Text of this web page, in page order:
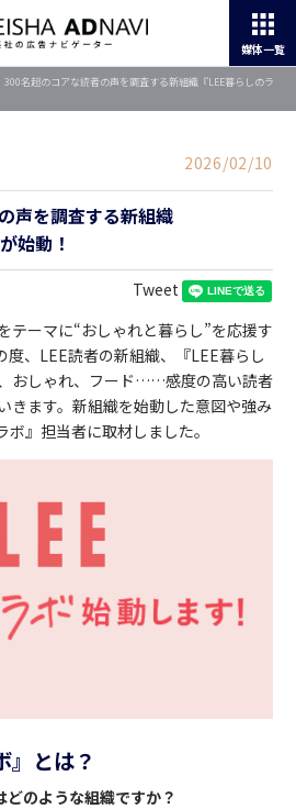
媒体一覧
300名超のコアな読者の声を調査する新組織『LEE暮らしのラ
2026/02/10
声を調査する新組織
始動！
Tweet
テーマに“おしゃれと暮らし”を応援す
度、LEE読者の新組織、『LEE暮らし
おしゃれ、フード……感度の高い読者
きます。新組織を始動した意図や強み
』担当者に取材しました。
』とは？
のような組織ですか？